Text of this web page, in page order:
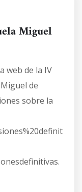
Miguel
web de la IV
de
sobre la